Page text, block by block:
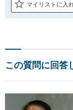
マイリストに入
この質問に回答